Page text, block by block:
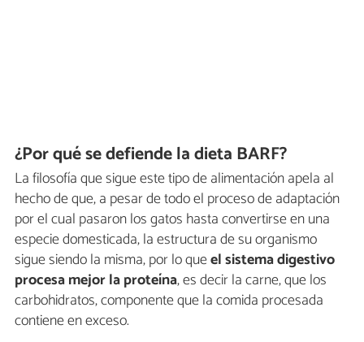
¿Por qué se defiende la dieta BARF?
La filosofía que sigue este tipo de alimentación apela al
hecho de que, a pesar de todo el proceso de adaptación
por el cual pasaron los gatos hasta convertirse en una
especie domesticada, la estructura de su organismo
sigue siendo la misma, por lo queel sistema digestivo
procesa mejor la proteína, es decir la carne, que los
carbohidratos, componente que la comida procesada
contiene en exceso.